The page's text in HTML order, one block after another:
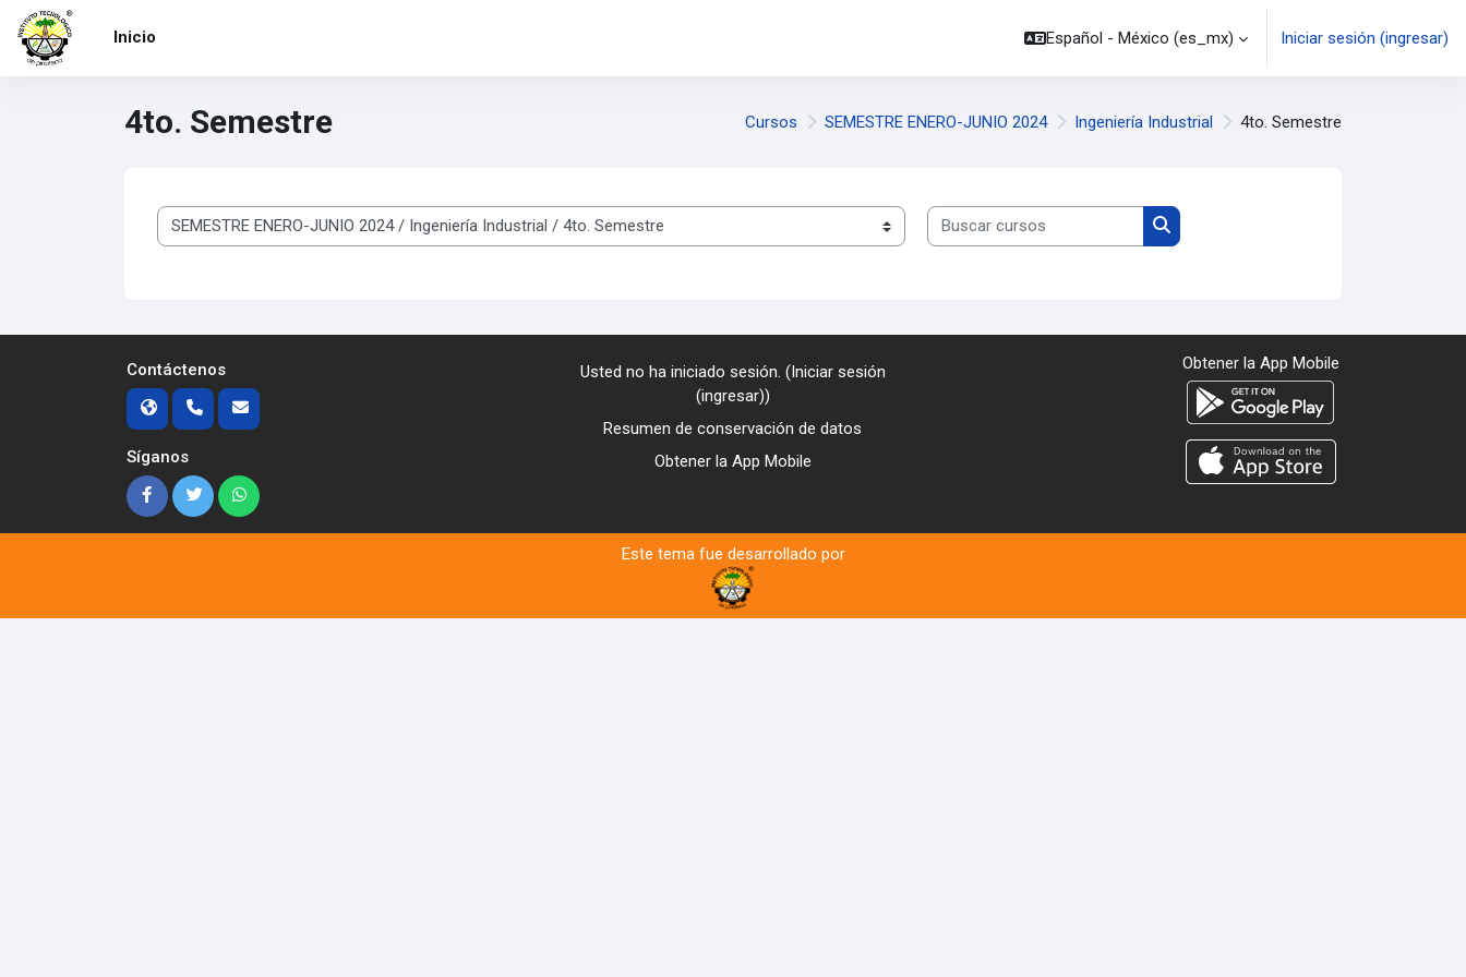
Saltar al contenido principal
Inicio
Español - México ‎(es_mx)‎ Iniciar sesión (ingresar)
4to. Semestre Cursos SEMESTRE ENERO-JUNIO 2024 Ingeniería Industrial 4to. Semestre
Categorías
Buscar cursos
Buscar cursos
Contáctenos
Síganos
Usted no ha iniciado sesión. (Iniciar sesión
(ingresar))
Resumen de conservación de datos
Obtener la App Mobile
Obtener la App Mobile
Este tema fue desarrollado por